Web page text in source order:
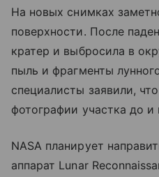
На новых снимках
поверхности. После
кратер и выбросила в
пыль и фрагменты
специалисты заявили,
фотографии участка до и
NASA планирует
аппарат Lunar